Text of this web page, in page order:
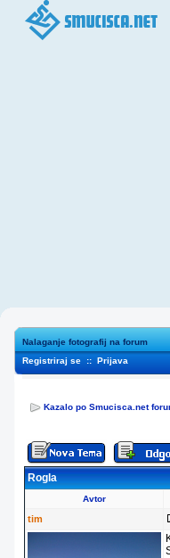
Nalaganje fotografij na forum
Registriraj se :: Prijava
Kazalo po Smucisca.net
Rogla
Avtor
tim